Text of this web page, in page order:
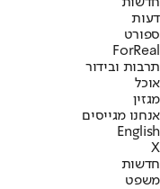
דעות
ספורט
ForReal
תרבות ובידור
אוכל
מגזין
אנחנו מגייסים
English
X
חדשות
משפט